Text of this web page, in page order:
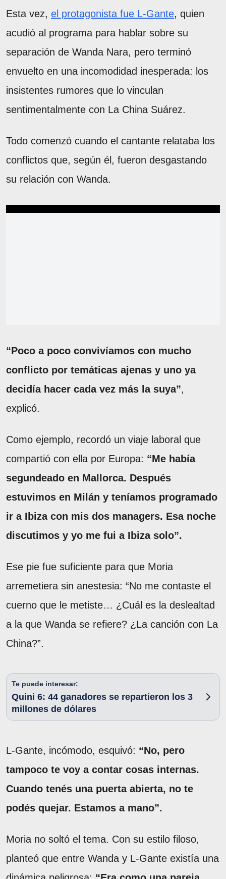
Esta vez, el protagonista fue L-Gante, quien
acudió al programa para hablar sobre su
separación de Wanda Nara, pero terminó
envuelto en una incomodidad inesperada: los
insistentes rumores que lo vinculan
sentimentalmente con La China Suárez.
Todo comenzó cuando el cantante relataba los
conflictos que, según él, fueron desgastando
su relación con Wanda.
“Poco a poco convivíamos con mucho
conflicto por temáticas ajenas y uno ya
decidía hacer cada vez más la suya”,
explicó.
Como ejemplo, recordó un viaje laboral que
compartió con ella por Europa: “Me había
segundeado en Mallorca. Después
estuvimos en Milán y teníamos programado
ir a Ibiza con mis dos managers. Esa noche
discutimos y yo me fui a Ibiza solo”.
Ese pie fue suficiente para que Moria
arremetiera sin anestesia: “No me contaste el
cuerno que le metiste… ¿Cuál es la deslealtad
a la que Wanda se refiere? ¿La canción con La
China?”.
Te puede interesar:
Quini 6: 44 ganadores se repartieron los 3
millones de dólares
L-Gante, incómodo, esquivó: “No, pero
tampoco te voy a contar cosas internas.
Cuando tenés una puerta abierta, no te
podés quejar. Estamos a mano”.
Moria no soltó el tema. Con su estilo filoso,
planteó que entre Wanda y L-Gante existía una